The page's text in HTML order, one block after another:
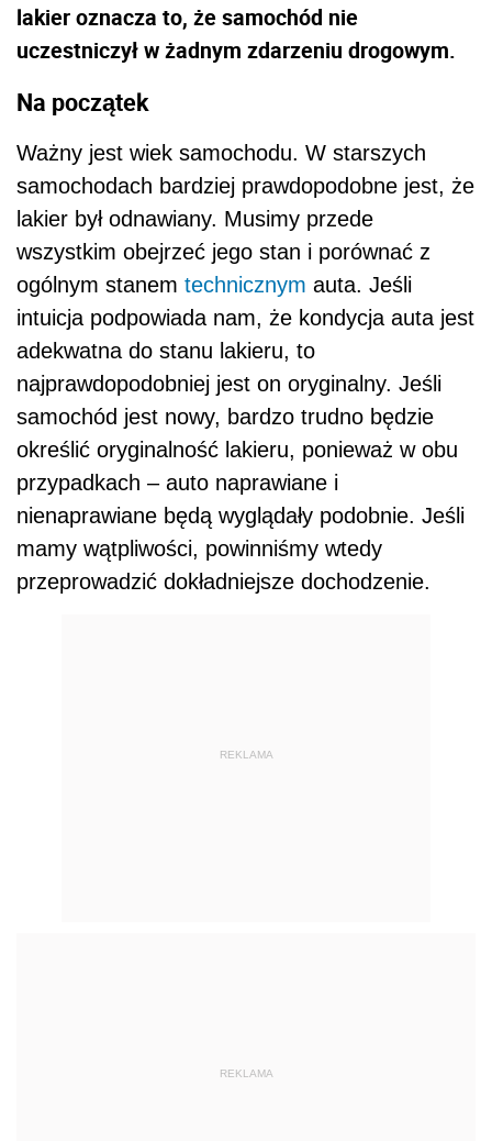
lakier oznacza to, że samochód nie
uczestniczył w żadnym zdarzeniu drogowym.
Na początek
Ważny jest wiek samochodu. W starszych
samochodach bardziej prawdopodobne jest, że
lakier był odnawiany. Musimy przede
wszystkim obejrzeć jego stan i porównać z
ogólnym stanem technicznym auta. Jeśli
intuicja podpowiada nam, że kondycja auta jest
adekwatna do stanu lakieru, to
najprawdopodobniej jest on oryginalny. Jeśli
samochód jest nowy, bardzo trudno będzie
określić oryginalność lakieru, ponieważ w obu
przypadkach – auto naprawiane i
nienaprawiane będą wyglądały podobnie. Jeśli
mamy wątpliwości, powinniśmy wtedy
przeprowadzić dokładniejsze dochodzenie.
REKLAMA
REKLAMA